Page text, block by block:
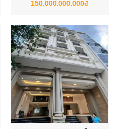
150.000.000.000đ